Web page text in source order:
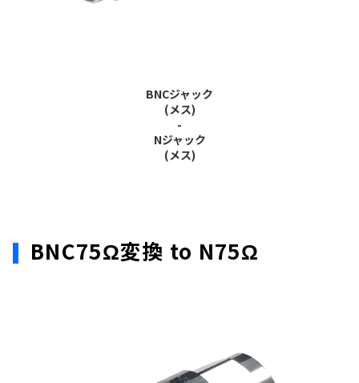
BNCジャック
(メス)
-
Nジャック
(メス)
BNC75Ω変換 to N75Ω